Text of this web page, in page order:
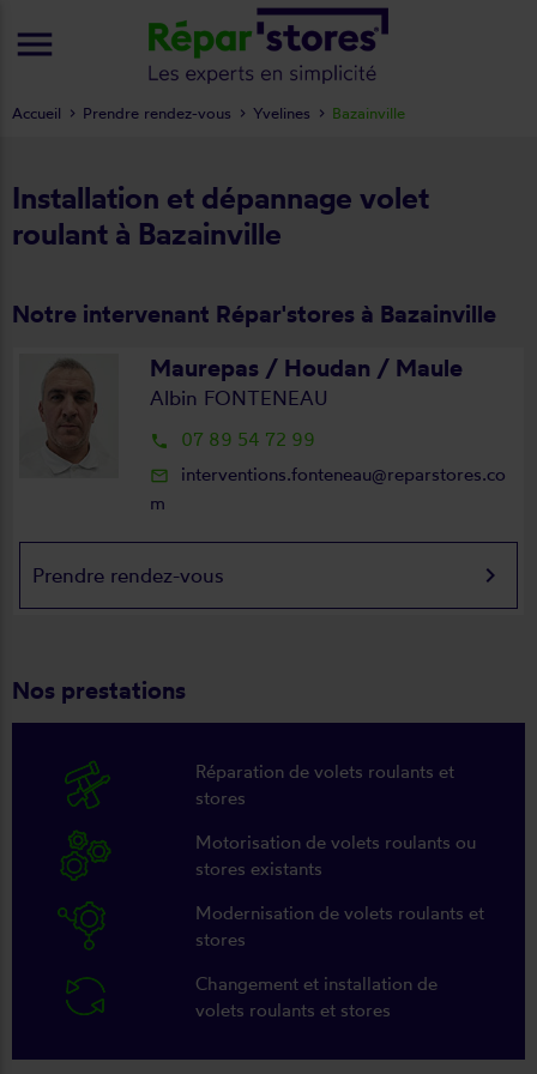
Installation et dépannage volet
roulant à Bazainville
Notre intervenant Répar'stores à Bazainville
Maurepas / Houdan / Maule
Albin FONTENEAU
local_phone 07 89 54 72 99
mail_outline
interventions.fonteneau@reparstores.co
m
Prendre rendez-vous keyboard_arrow_right
Nos prestations
Réparation de volets roulants et
stores
Motorisation de volets roulants ou
stores existants
Modernisation de volets roulants et
stores
Changement et installation de
volets roulants et stores
Accueil Prendre rendez-vous Yvelines Bazainville
menu